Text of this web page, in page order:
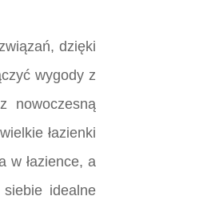
dzięki
wygody z
nowoczesną
łazienki
w łazience, a
idealne